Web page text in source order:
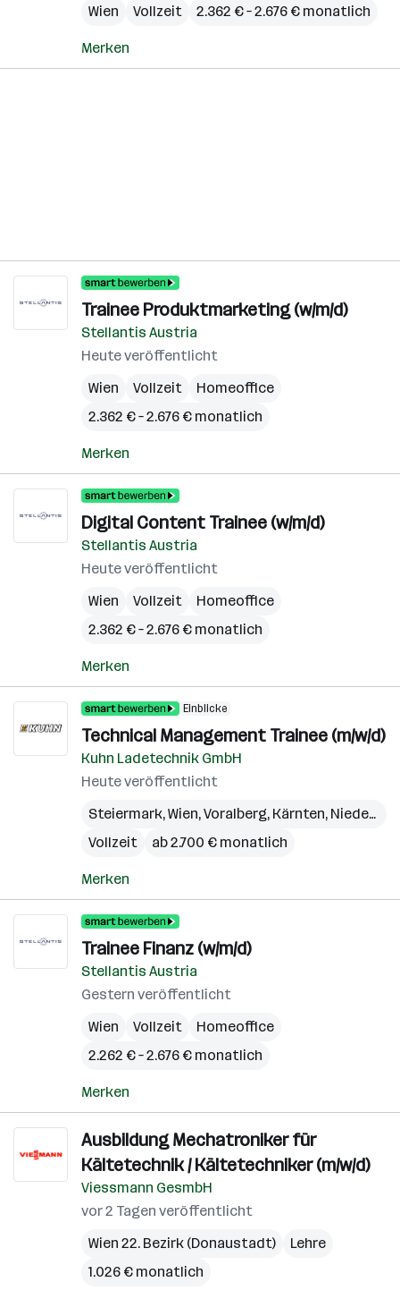
Wien Vollzeit 2.362 € – 2.676 € monatlich
Merken
Trainee Produktmarketing (w/m/d)
Stellantis Austria
Heute veröffentlicht
Wien
Vollzeit
Homeoffice
2.362 € – 2.676 € monatlich
Merken
Digital Content Trainee (w/m/d)
Stellantis Austria
Heute veröffentlicht
Wien
Vollzeit
Homeoffice
2.362 € – 2.676 € monatlich
Merken
Einblicke
Technical Management Trainee (m/w/d)
Kuhn Ladetechnik GmbH
Heute veröffentlicht
Steiermark,Wien,Voralberg, Kärnten, Niederösterreich
Vollzeit
ab 2.700 € monatlich
Merken
Trainee Finanz (w/m/d)
Stellantis Austria
Gestern veröffentlicht
Wien
Vollzeit
Homeoffice
2.262 € – 2.676 € monatlich
Merken
Ausbildung Mechatroniker für
Kältetechnik / Kältetechniker (m/w/d)
Viessmann GesmbH
vor 2 Tagen veröffentlicht
Wien 22. Bezirk (Donaustadt)
Lehre
1.026 € monatlich